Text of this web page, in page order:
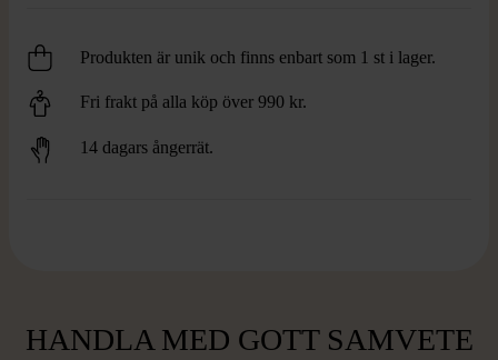
Produkten är unik och finns enbart som 1 st i lager.
Fri frakt på alla köp över 990 kr.
14 dagars ångerrät.
HANDLA MED GOTT SAMVETE